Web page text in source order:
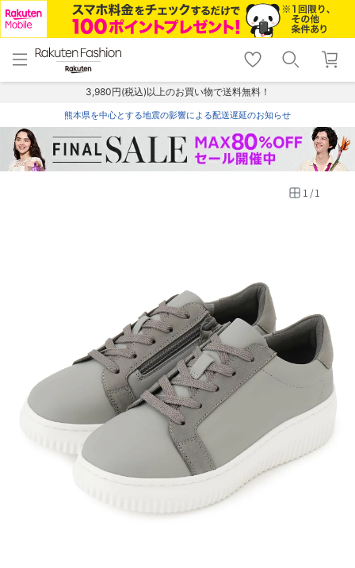
menu home
トップ
shopping_cart lock_outline
ログイン
3,980円(税込)以上のお買い物で送料無料！
熊本県を中心とする地震の影響による配送遅延のお知らせ
1 /1